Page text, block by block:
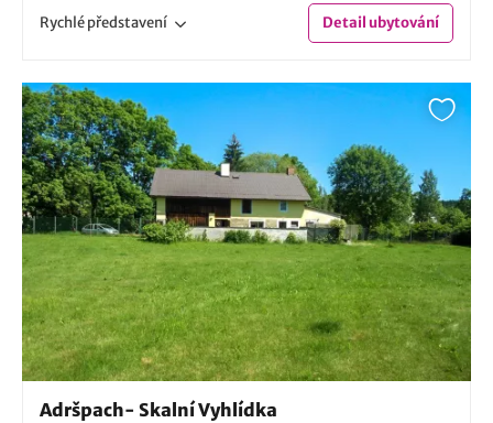
Rychlépředstavení Detailubytování
Adršpach- Skalní Vyhlídka